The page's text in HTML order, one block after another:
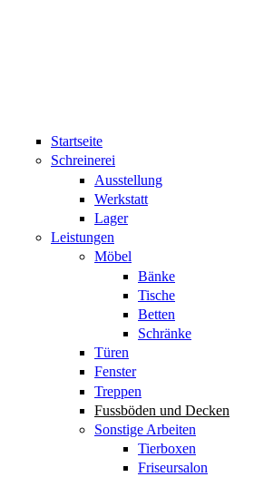
Startseite
Schreinerei
Ausstellung
Werkstatt
Lager
Leistungen
Möbel
Bänke
Tische
Betten
Schränke
Türen
Fenster
Treppen
Fussböden und Decken
Sonstige Arbeiten
Tierboxen
Friseursalon